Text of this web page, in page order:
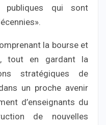
publiques qui sont
la bourse et
tout en gardant la
stratégiques de
un proche avenir
d’enseignants du
de nouvelles